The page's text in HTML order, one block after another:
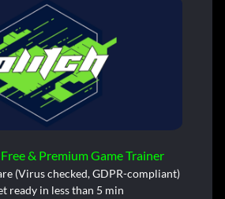
& Premium Game Trainer
(Virus checked, GDPR-compliant)
ready in less than 5 min